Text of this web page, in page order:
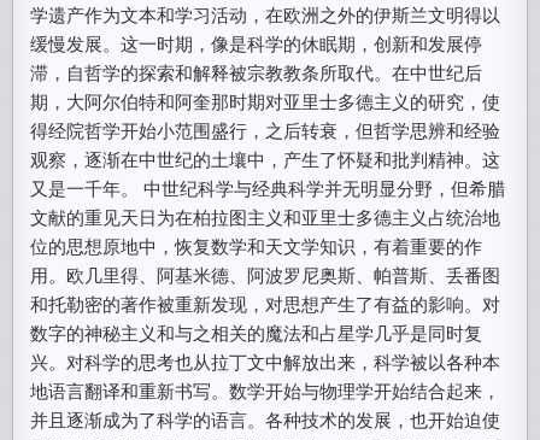
学遗产作为文本和学习活动，在欧洲之外的伊斯兰文明得以
缓慢发展。这一时期，像是科学的休眠期，创新和发展停
滞，自哲学的探索和解释被宗教教条所取代。在中世纪后
期，大阿尔伯特和阿奎那时期对亚里士多德主义的研究，使
得经院哲学开始小范围盛行，之后转衰，但哲学思辨和经验
观察，逐渐在中世纪的土壤中，产生了怀疑和批判精神。这
又是一千年。 中世纪科学与经典科学并无明显分野，但希腊
文献的重见天日为在柏拉图主义和亚里士多德主义占统治地
位的思想原地中，恢复数学和天文学知识，有着重要的作
用。欧几里得、阿基米德、阿波罗尼奥斯、帕普斯、丢番图
和托勒密的著作被重新发现，对思想产生了有益的影响。对
数字的神秘主义和与之相关的魔法和占星学几乎是同时复
兴。对科学的思考也从拉丁文中解放出来，科学被以各种本
地语言翻译和重新书写。数学开始与物理学开始结合起来，
并且逐渐成为了科学的语言。各种技术的发展，也开始迫使